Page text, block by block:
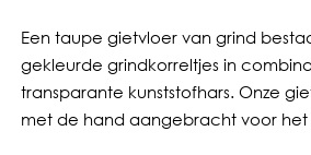
Een taupe gietvloer van grind
gekleurde grindkorreltjes in
transparante kunststofhars. Onze
met de hand aangebracht voor het